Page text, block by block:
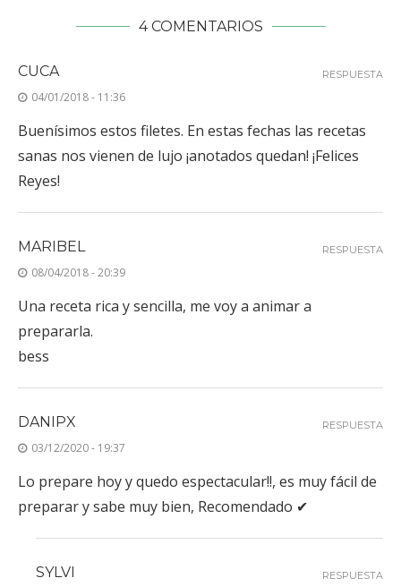
4 COMENTARIOS
CUCA
04/01/2018 - 11:36
Buenísimos estos filetes. En estas fechas las recetas
sanas nos vienen de lujo ¡anotados quedan! ¡Felices
Reyes!
RESPUESTA
MARIBEL
08/04/2018 - 20:39
Una receta rica y sencilla, me voy a animar a
prepararla.
bess
RESPUESTA
DANIPX
03/12/2020 - 19:37
Lo prepare hoy y quedo espectacular!!, es muy fácil de
preparar y sabe muy bien, Recomendado ✔
RESPUESTA
SYLVI RESPUESTA